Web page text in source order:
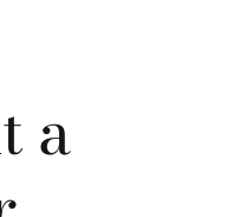
a